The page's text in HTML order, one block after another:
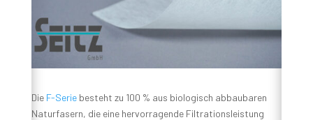
Die F-Seriebesteht zu 100 % aus biologisch abbaubaren
Naturfasern, die eine hervorragende Filtrationsleistung